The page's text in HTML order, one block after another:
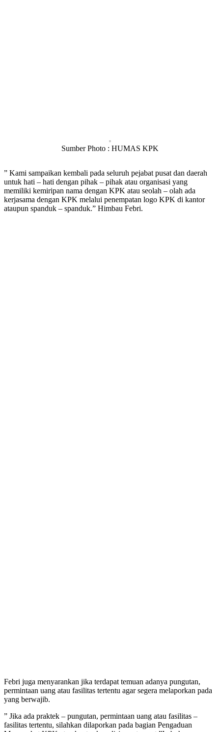
Sumber Photo : HUMAS KPK
” Kami sampaikan kembali pada seluruh pejabat pusat dan daerah
untuk hati – hati dengan pihak – pihak atau organisasi yang
memiliki kemiripan nama dengan KPK atau seolah – olah ada
kerjasama dengan KPK melalui penempatan logo KPK di kantor
ataupun spanduk – spanduk.” Himbau Febri.
Febri juga menyarankan jika terdapat temuan adanya pungutan,
permintaan uang atau fasilitas tertentu agar segera melaporkan pada
yang berwajib.
” Jika ada praktek – pungutan, permintaan uang atau fasilitas –
fasilitas tertentu, silahkan dilaporkan pada bagian Pengaduan